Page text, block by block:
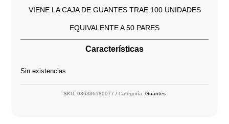
VIENE LA CAJA DE GUANTES TRAE 100 UNIDADES
EQUIVALENTE A 50 PARES
Características
Sin existencias
SKU: 036336580077 Categoría: Guantes